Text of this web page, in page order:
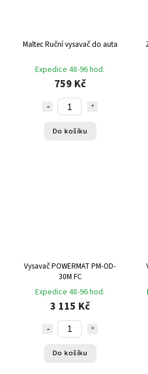
Maltec Ruční vysavač do auta
Expedice 48-96 hod.
759 Kč
Do košíku
Vysavač POWERMAT PM-OD-
30M FC
Expedice 48-96 hod.
3 115 Kč
Do košíku